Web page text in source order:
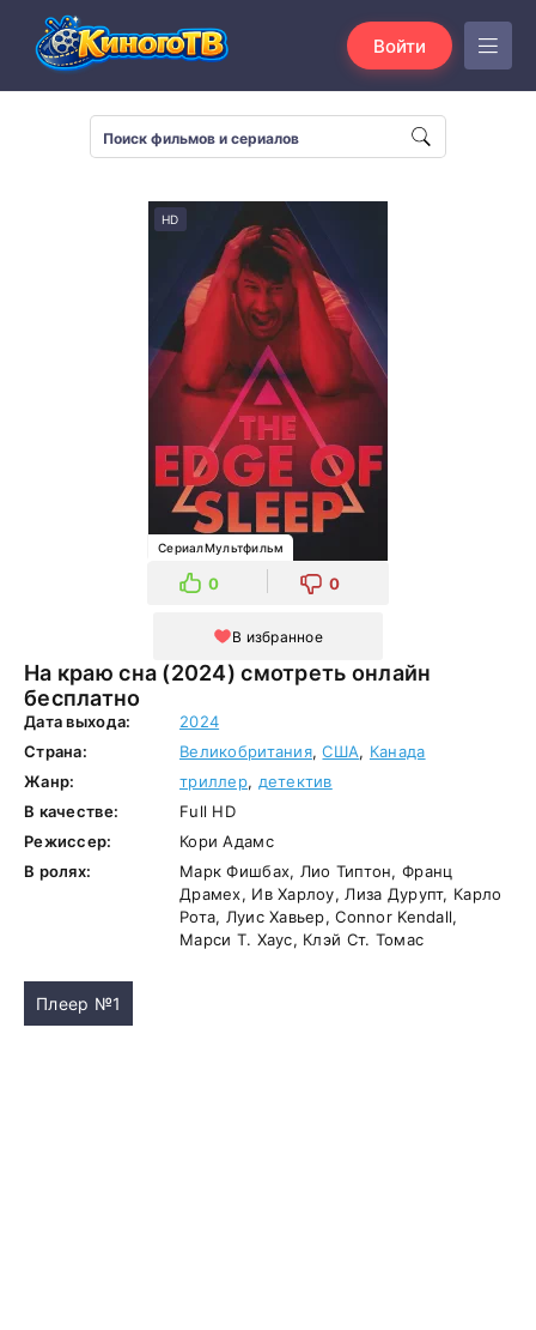
Войти
На краю сна (2024) смотреть онлайн
бесплатно
HD
СериалМультфильм
0 0
В избранное
Дата выхода:
2024
Страна:
Великобритания,США, Канада
Жанр:
триллер, детектив
В качестве:
Full HD
Режиссер:
Кори Адамс
В ролях:
Марк Фишбах, Лио Типтон, Франц
Драмех, Ив Харлоу, Лиза Дурупт, Карло
Рота, Луис Хавьер, Connor Kendall,
Марси Т. Хаус, Клэй Ст. Томас
Плеер №1